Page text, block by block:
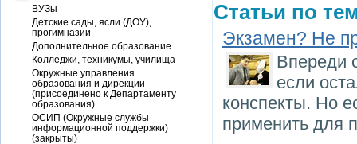
Статьи по
Экзамен? Не
Впереди
если
конспекты. Но
применить для
ВУЗы
Детские сады, ясли (ДОУ),
прогимназии
Дополнительное образование
Колледжи, техникумы, училища
Окружные управления
образования и дирекции
(присоединено к Департаменту
образования)
ОСИП (Окружные службы
информационной поддержки)
(закрыты)